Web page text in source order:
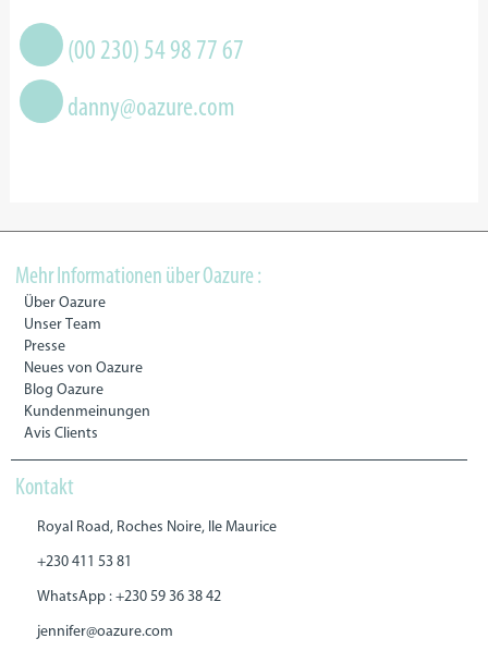
(00 230) 54 98 77 67
danny@oazure.com
Mehr Informationen über Oazure :
Über Oazure
Unser Team
Presse
Neues von Oazure
Blog Oazure
Kundenmeinungen
Avis Clients
Kontakt
Royal Road, Roches Noire, Ile Maurice
+230 411 53 81
WhatsApp : +230 59 36 38 42
jennifer@oazure.com